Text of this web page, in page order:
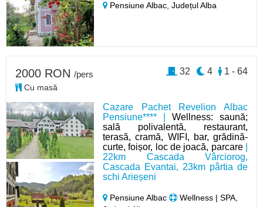
Pensiune Albac,Județul Alba
Cazare Pachet Revelion Albac
Pensiune**** |Wellness: saună;
sală polivalentă, restaurant,
terasă, cramă, WIFI, bar, grădină-
curte, foișor, loc de joacă, parcare|
22km Cascada Vârciorog,
Cascada Evantai, 23km pârtia de
schi Arieșeni
Pensiune Albac
Wellness | SPA,
2000 RON /pers
Cu masă
1 - 64
4
32